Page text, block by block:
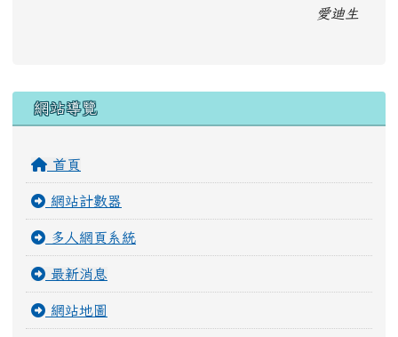
愛迪生
右邊區域內容
網站導覽
首頁
網站計數器
多人網頁系統
最新消息
網站地圖